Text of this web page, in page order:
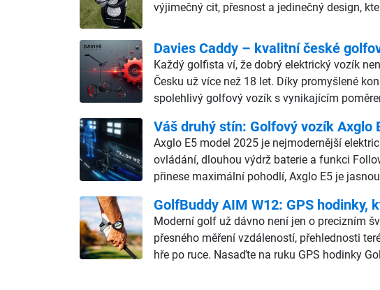
výjimečný cit, přesnost a jedinečný design,
Davies Caddy – kvalitní české
Každý golfista ví, že dobrý elektrický vozík
Česku už více než 18 let. Díky promyšlené
spolehlivý golfový vozík s vynikajícím
Váš druhý stín: Golfový vozík Axglo
Axglo E5 model 2025 je nejmodernější
ovládání, dlouhou výdrž baterie a funkci
přinese maximální pohodlí, Axglo E5 je
GolfBuddy AIM W12: GPS hodinky,
Moderní golf už dávno není jen o precizním
přesného měření vzdáleností, přehlednosti
hře po ruce. Nasaďte na ruku GPS hodinky